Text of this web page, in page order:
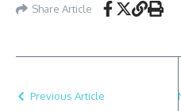
Share Article
Previous Article